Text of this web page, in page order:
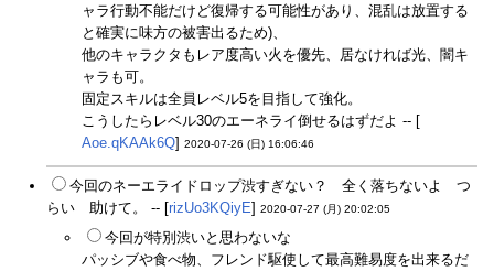
ャラ行動不能だけど復帰する可能性があり、混乱は放置する
と確実に味方の被害出るため)、
他のキャラクタもレア度高い火を優先、居なければ光、闇キ
ャラも可。
固定スキルは全員レベル5を目指して強化。
こうしたらレベル30のエーネライ倒せるはずだよ -- [
Aoe.qKAAk6Q] 2020-07-26 (日) 16:06:46
今回のネーエライドロップ渋すぎない？ 全く落ちないよ つ
らい 助けて。 -- [rizUo3KQiyE] 2020-07-27 (月) 20:02:05
今回が特別渋いと思わないな
パッシブや食べ物、フレンド駆使して最高難易度を出来るだ